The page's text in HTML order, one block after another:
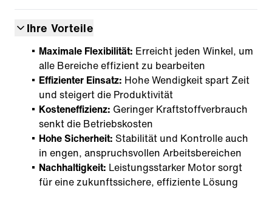
Ihre Vorteile
Maximale Flexibilität: Erreicht jeden Winkel, um
alle Bereiche effizient zu bearbeiten
Effizienter Einsatz: Hohe Wendigkeit spart Zeit
und steigert die Produktivität
Kosteneffizienz: Geringer Kraftstoffverbrauch
senkt die Betriebskosten
Hohe Sicherheit: Stabilität und Kontrolle auch
in engen, anspruchsvollen Arbeitsbereichen
Nachhaltigkeit: Leistungsstarker Motor sorgt
für eine zukunftssichere, effiziente Lösung